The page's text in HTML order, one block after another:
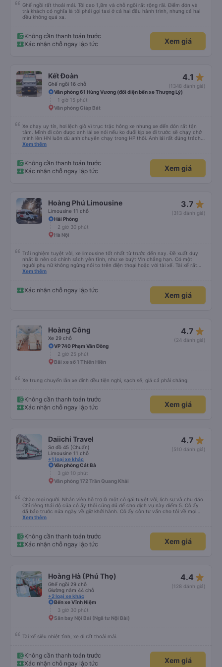
Ghế ngồi rất thoải mái. Tôi cao 1,8m và chỗ ngồi rất rộng rãi. Điểm đón và
trả khách có nghĩa là tôi phải gọi taxi ở cả hai đầu hành trình, nhưng cả hai
đều không quá xa.
Không cần thanh toán trước
Xác nhận chỗ ngay lập tức
Xem giá
Kết Đoàn
Ghế ngồi 16 chỗ
4.1 star_rate
(1348 đánh giá)
Văn phòng 61 Hùng Vương (đối diện bến xe Thượng Lý)
1 giờ 15 phút
Văn phòng Giáp Bát
Xe chạy uy tín, hơi lệch giờ vì trục trặc hỏng xe nhưng xe đến đón rất tận
tâm. Mình đi còn được anh lái xe nói nếu ko đuổi kịp xe đi trước sẽ chạy chở
mình lên HN luôn dù anh chuyên chạy trong HP thôi. Anh lái rất đúng trách
nhiệm của công ty là đặt khách lên hàng đầu. Sẽ ủng hộ xe dài dài. P/s: xe
Xem thêm
Không cần thanh toán trước
Xác nhận chỗ ngay lập tức
Xem giá
Hoàng Phú Limousine
Limousine 11 chỗ
3.7 star_rate
(313 đánh giá)
Hải Phòng
2 giờ 30 phút
Hà Nội
Trải nghiệm tuyệt vời, xe limousine tốt nhất từ trước đến nay. Đề xuất duy
nhất là nên có chính sách yên tĩnh, như xe buýt Vin chẳng hạn. Có một
người phụ nữ không ngừng nói to trên điện thoại hoặc với tài xế. Tài xế rất
tôn trọng. Những hành khách khác, thậm chí cả trẻ nhỏ cũng rất chu đáo.
thiệu
Xem thêm
Xác nhận chỗ ngay lập tức
Xem giá
Hoàng Công
Xe 29 chỗ
4.7 star_rate
(24 đánh giá)
VP 740 Phạm Văn Đồng
2 giờ 25 phút
Bãi xe số 1 Thiên Hiền
Xe trung chuyển lẫn xe đính đều tiện nghi, sạch sẽ, giá cả phải chăng.
Không cần thanh toán trước
Xác nhận chỗ ngay lập tức
Xem giá
Daiichi Travel
Sơ đồ 45 (Chuẩn)
Limousine 11 chỗ
+1 loại xe khác
4.7 star_rate
(510 đánh giá)
Văn phòng Cát Bà
3 giờ 10 phút
Văn phòng 172 Trần Quang Khải
Chào mọi người. Nhân viên hỗ trợ là một cô gái tuyệt vời, lịch sự và chu đáo.
Chỉ riêng thái độ của cô ấy thôi cũng đủ để cho dịch vụ này điểm 5. Cô ấy
đã báo trước nửa ngày về giờ khởi hành. Cô ấy còn tư vấn cho tôi về mọi
vấn đề, kể cả những vấn đề không liên quan đến chuyến đi này. Tôi hỏi tôi có
thoải mái và có máy lạnh. Tài xế lái xe rất cẩn thận. Xe buýt hơi muộn một
chút, nhưng tôi có thể thấy anh ấy đã đợi khách du lịch từ một khách sạn
gần nhà tôi khá lâu.
Xem thêm
Không cần thanh toán trước
Xác nhận chỗ ngay lập tức
Xem giá
Hoàng Hà (Phú Thọ)
Ghế ngồi 29 chỗ
Giường nằm 44 chỗ
+2 loại xe khác
4.4 star_rate
(128 đánh giá)
Bến xe Vĩnh Niệm
3 giờ 30 phút
Sân bay Nội Bài (Ngã tư Nội Bài)
Tài xế siêu nhiệt tình, xe đi rất thoải mái.
Không cần thanh toán trước
Xác nhận chỗ ngay lập tức
Xem giá